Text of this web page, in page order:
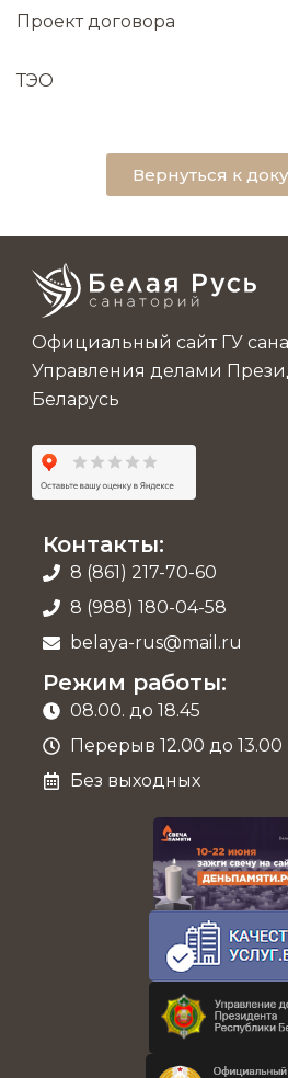
Проект договора
ТЭО
Вернуться к
Официальный сайт ГУ
Управления делами
Беларусь
Контакты:
8 (861) 217-70-60
8 (988) 180-04-58
belaya-rus@mail.ru
Режим работы:
08.00. до 18.45
Перерыв 12.00 до 13.00
Без выходных